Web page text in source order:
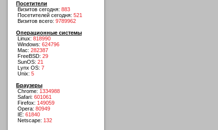
Посетители
Визитов сегодня: 883
Посетителей сегодня: 521
Визитов всего: 9789962
Операционные системы
Linux: 818990
Windows: 624796
Mac: 282387
FreeBSD: 29
SunOS: 21
Lynx OS: 7
Unix: 5
Браузеры
Chrome: 1334988
Safari: 601061
Firefox: 149059
Opera: 80949
IE: 61840
Netscape: 132